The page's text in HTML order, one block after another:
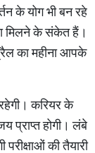
के योग भी बन रहे
मिलने के संकेत हैं।
का महीना आपके
करियर के
प्राप्त होगी। लंबे
की तैयारी